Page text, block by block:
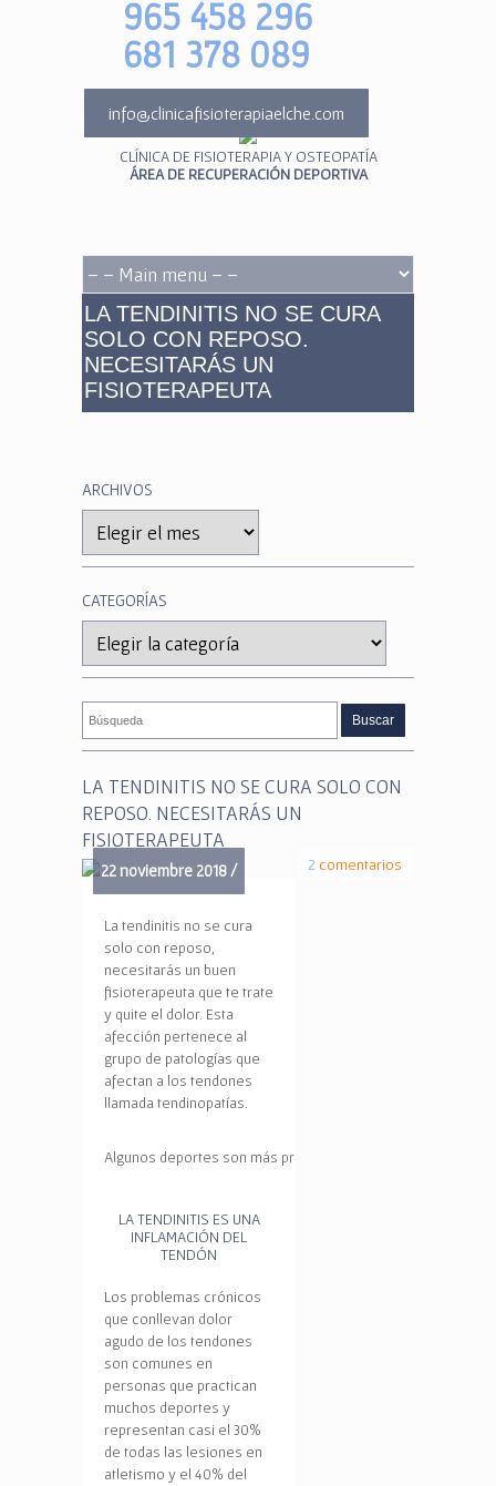
965 458 296
681 378 089
info@clinicafisioterapiaelche.com
CLÍNICA DE FISIOTERAPIA Y OSTEOPATÍA
ÁREA DE RECUPERACIÓN DEPORTIVA
LA TENDINITIS NO SE CURA
SOLO CON REPOSO.
NECESITARÁS UN
FISIOTERAPEUTA
ARCHIVOS
CATEGORÍAS
LA TENDINITIS NO SE CURA SOLO CON
REPOSO. NECESITARÁS UN
FISIOTERAPEUTA
22 noviembre 2018 / 2 comentarios
La tendinitis no se cura
solo con reposo,
necesitarás un buen
fisioterapeuta que te trate
y quite el dolor. Esta
afección pertenece al
grupo de patologías que
afectan a los tendones
llamada tendinopatías.
Algunos deportes son más propicios a tendinitis…
LA TENDINITIS ES UNA
INFLAMACIÓN DEL
TENDÓN
Los problemas crónicos
que conllevan dolor
agudo de los tendones
son comunes en
personas que practican
muchos deportes y
representan casi el 30%
de todas las lesiones en
atletismo y el 40% del